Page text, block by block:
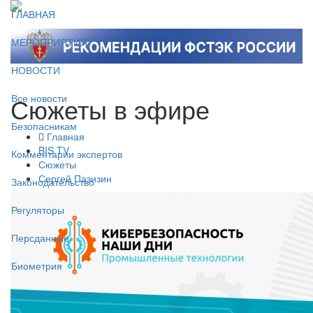
ГЛАВНАЯ
МЕРОПРИЯТИЯ
НОВОСТИ
Все новости
Безопасникам
Комментарии экспертов
Законодательство
Регуляторы
Персданные
Биометрия
Киберпреступность
Сюжеты в эфире
Главная
BIS TV
Сюжеты
Сергей Пазизин